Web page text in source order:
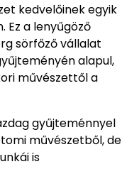
kedvelőinek egyik
Ez a lenyűgöző
sörfőző vállalat
alapul,
művészettől a
gyűjteménnyel
művészetből, de
is